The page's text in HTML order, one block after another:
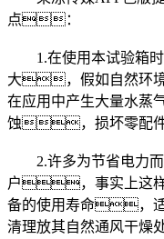
点：
1.在使用本试验箱
大，假如自然环
在应用中产生大量水
蚀，损坏零配
2.许多为节省电力而
户，事实上这
备的使用寿命，
清理放其自然通风干